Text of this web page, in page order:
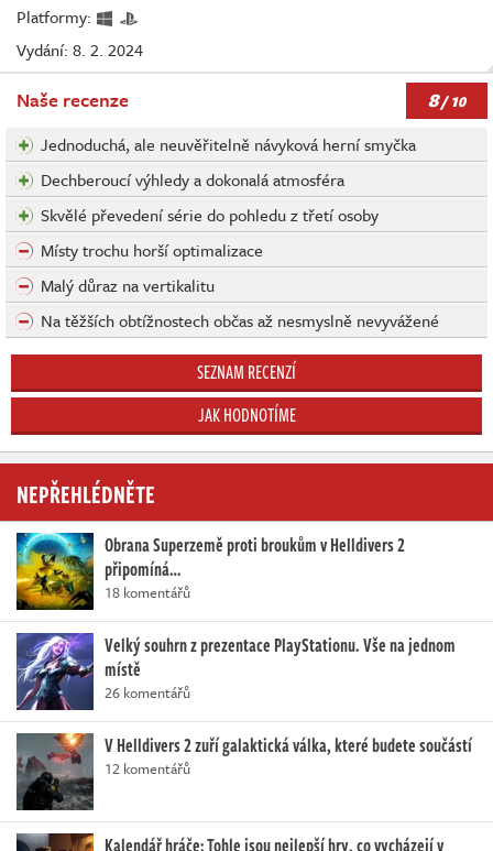
Platformy:
Vydání: 8. 2. 2024
Naše recenze 8/ 10
Jednoduchá, ale neuvěřitelně návyková herní smyčka
Dechberoucí výhledy a dokonalá atmosféra
Skvělé převedení série do pohledu z třetí osoby
Místy trochu horší optimalizace
Malý důraz na vertikalitu
Na těžších obtížnostech občas až nesmyslně nevyvážené
SEZNAM RECENZÍ
JAK HODNOTÍME
NEPŘEHLÉDNĚTE
Obrana Superzemě proti broukům v Helldivers 2
připomíná…
18 komentářů
Velký souhrn z prezentace PlayStationu. Vše na jednom
místě
26 komentářů
V Helldivers 2 zuří galaktická válka, které budete součástí
12 komentářů